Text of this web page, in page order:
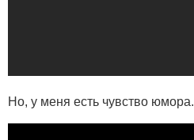
Но, у меня есть чувство юмора.